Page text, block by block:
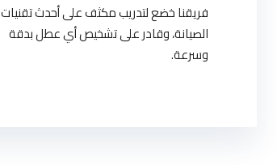
فريقنا خضع لتدريب مكثف على أحدث تقنيات
الصيانة، وقادر على تشخيص أي عطل بدقة
وسرعة.